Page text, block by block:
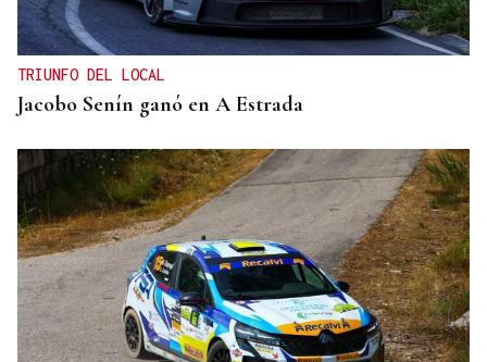
TRIUNFO DEL LOCAL
Jacobo Senín ganó en A Estrada